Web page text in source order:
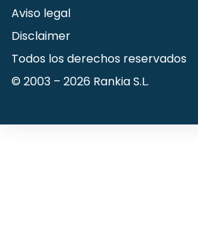
Aviso legal
Disclaimer
Todos los derechos reservados
© 2003 – 2026 Rankia S.L.